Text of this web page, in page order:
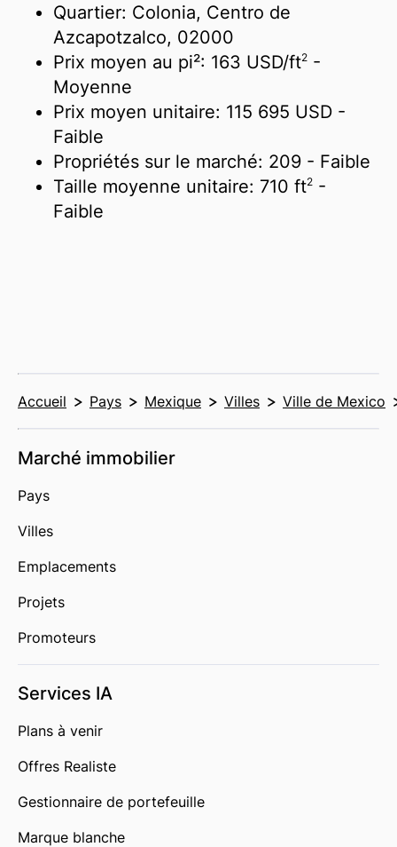
Quartier: Colonia, Centro de
Azcapotzalco, 02000
Prix moyen au pi²: 163 USD/ft2 -
Moyenne
Prix moyen unitaire: 115 695 USD -
Faible
Propriétés sur le marché: 209 - Faible
Taille moyenne unitaire: 710 ft2 -
Faible
Accueil Pays Mexique Villes Ville de Mexico
Marché immobilier
Pays
Villes
Emplacements
Projets
Promoteurs
Services IA
Plans à venir
Offres Realiste
Gestionnaire de portefeuille
Marque blanche